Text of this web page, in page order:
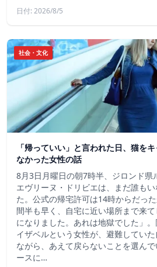
日付: 2026/8/5
社会・文化
「帰っていい」と言われた日、猫を
なかった女性の話
8月3日月曜日の朝7時半、ジロンド県
エヴリーヌ・ドリビエは、まだ誰も
た。公式の帰宅許可は14時からだっ
間半も早く、自宅に近い場所まで来
になりました。あれは地獄でした」
イザベルという女性が、避難してい
ながら、あえて戻らないことを選ん
ースに…